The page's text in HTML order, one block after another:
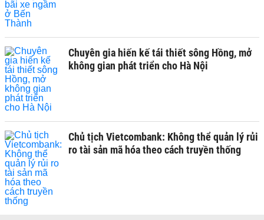
Chuyên gia hiến kế tái thiết sông Hồng, mở
không gian phát triển cho Hà Nội
Chủ tịch Vietcombank: Không thể quản lý rủi
ro tài sản mã hóa theo cách truyền thống